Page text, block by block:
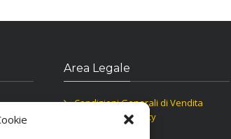
snc
Area Legale
Condizioni Generali di Vendita
Informativa Privacy